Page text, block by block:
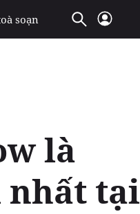
soạn
là
nhất tại